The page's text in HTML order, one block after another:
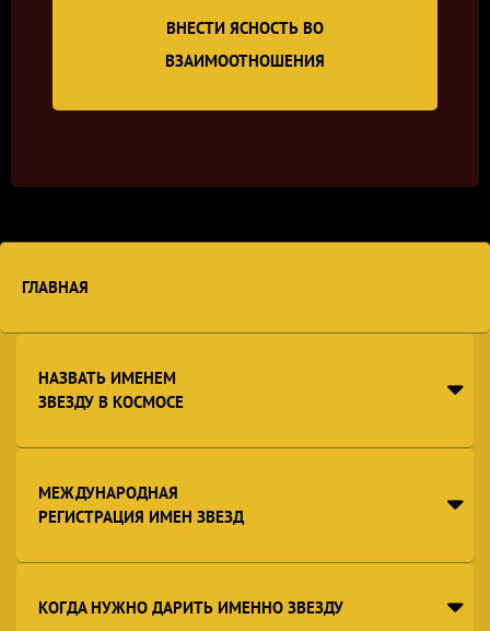
ВНЕСТИ ЯСНОСТЬ ВО
ВЗАИМООТНОШЕНИЯ
ГЛАВНАЯ
НАЗВАТЬ ИМЕНЕМ
ЗВЕЗДУ В КОСМОСЕ
МЕЖДУНАРОДНАЯ
РЕГИСТРАЦИЯ ИМЕН ЗВЕЗД
КОГДА НУЖНО ДАРИТЬ ИМЕННО ЗВЕЗДУ